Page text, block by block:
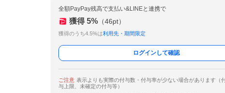
全額PayPay残高で支払い&LINEと連携で
獲得 5% （46pt）
獲得のうち4.5%は利用先・期間限定
ログインして確認
ご注意 表示よりも実際の付与数・付与率が少ない場合があります（
与上限、未確定の付与等）